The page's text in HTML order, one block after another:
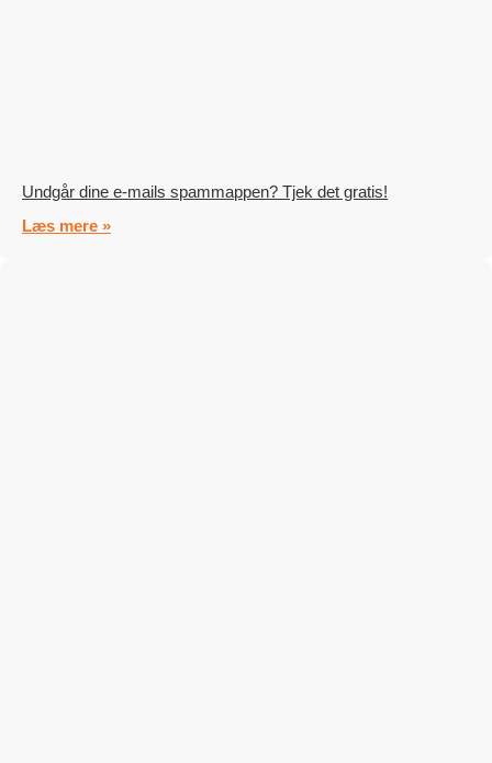
Undgår dine e-mails spammappen? Tjek det gratis!
Læs mere »